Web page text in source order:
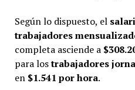
Según lo dispuesto, el
trabajadores
completa asciende a
para lostrabajadores
en $1.541 por hora.